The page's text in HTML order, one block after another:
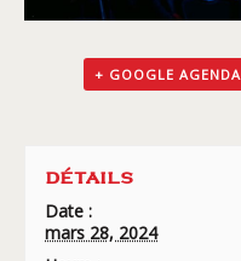
+ GOOGLE AGENDA
DÉTAILS
Date :
mars 28, 2024